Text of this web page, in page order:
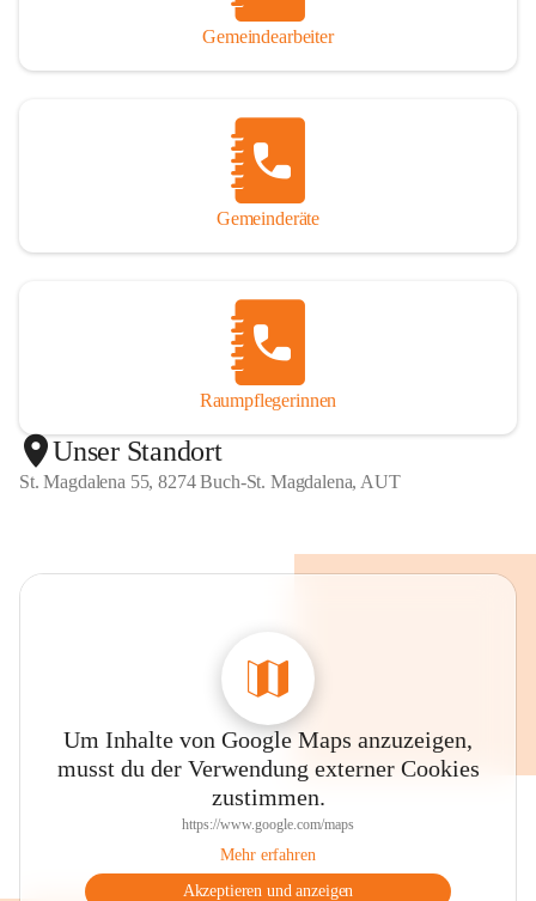
Gemeindearbeiter
Gemeinderäte
Raumpflegerinnen
Unser Standort
St. Magdalena 55, 8274 Buch-St. Magdalena, AUT
Um Inhalte von Google Maps anzuzeigen,
musst du der Verwendung externer Cookies
zustimmen.
https://www.google.com/maps
Mehr erfahren
Akzeptieren und anzeigen